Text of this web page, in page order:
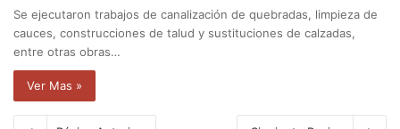
Se ejecutaron trabajos de canalización de quebradas, limpieza de
cauces, construcciones de talud y sustituciones de calzadas,
entre otras obras…
Ver Mas »